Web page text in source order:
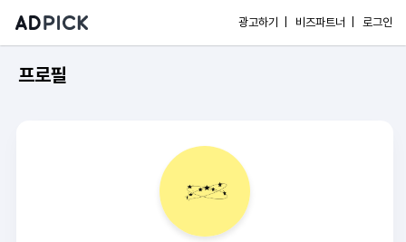
광고하기 | 비즈파트너 | 로그인
프로필